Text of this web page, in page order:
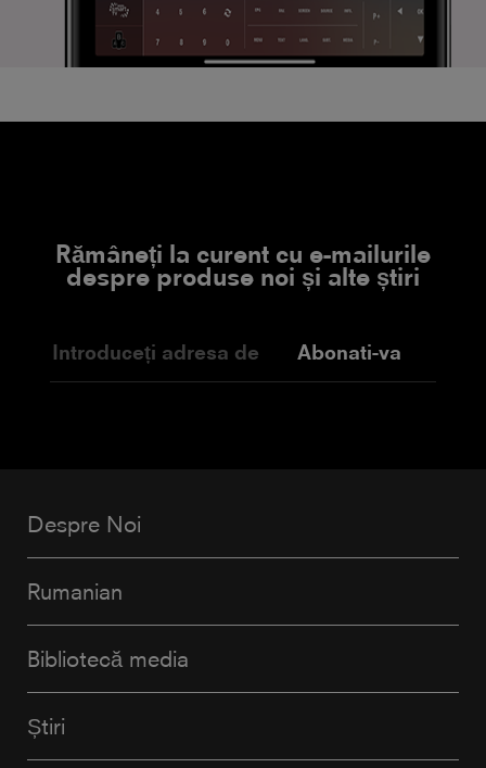
Rămâneți la curent cu e-mailurile
despre produse noi și alte știri
Abonati-va
Despre Noi
Rumanian
Bibliotecă media
Știri